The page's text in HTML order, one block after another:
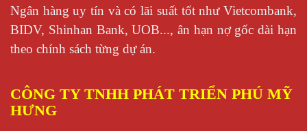
Ngân hàng uy tín và có lãi suất tốt như Vietcombank,
BIDV, Shinhan Bank, UOB..., ân hạn nợ gốc dài hạn
theo chính sách từng dự án.
CÔNG TY TNHH PHÁT TRIỂN PHÚ MỸ
HƯNG